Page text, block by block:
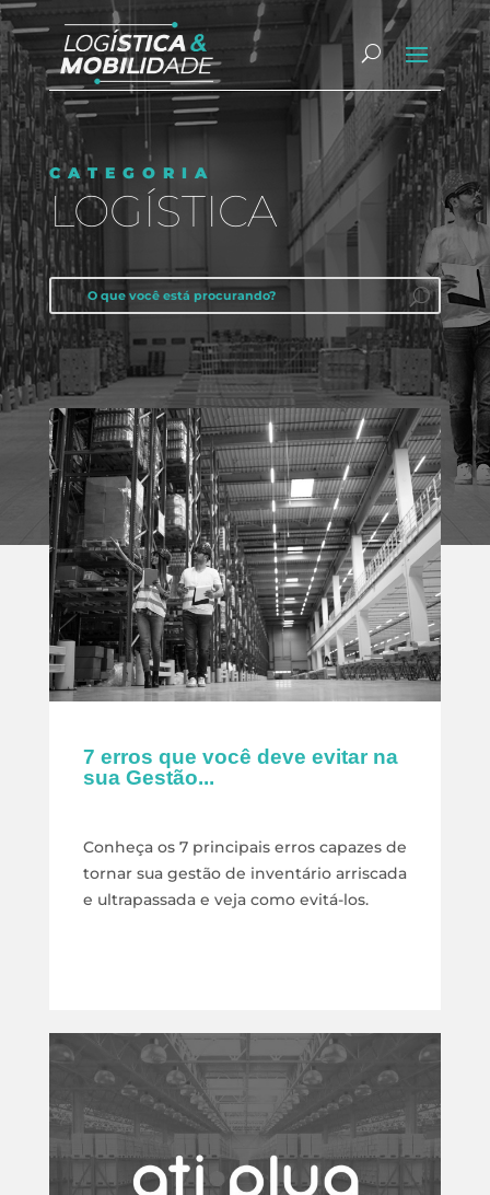
CATEGORIA
LOGÍSTICA
7 erros que você deve evitar na
sua Gestão...
Conheça os 7 principais erros capazes de
tornar sua gestão de inventário arriscada
e ultrapassada e veja como evitá-los.